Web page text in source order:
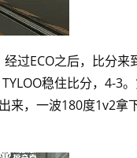
过ECO之后，比分来
稳住比分，4-3
来，一波180度1v2拿